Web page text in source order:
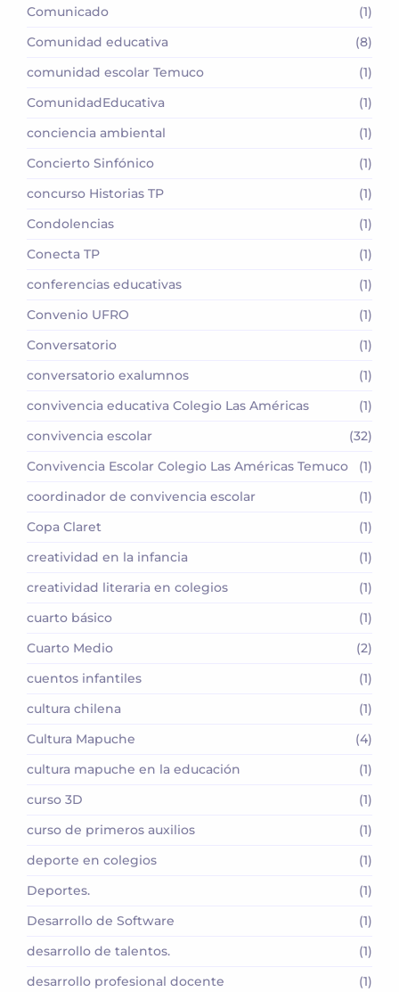
Comunicado
(1)
Comunidad educativa
(8)
comunidad escolar Temuco
(1)
ComunidadEducativa
(1)
conciencia ambiental
(1)
Concierto Sinfónico
(1)
concurso Historias TP
(1)
Condolencias
(1)
Conecta TP
(1)
conferencias educativas
(1)
Convenio UFRO
(1)
Conversatorio
(1)
conversatorio exalumnos
(1)
convivencia educativa Colegio Las Américas
(1)
convivencia escolar
(32)
Convivencia Escolar Colegio Las Américas Temuco
(1)
coordinador de convivencia escolar
(1)
Copa Claret
(1)
creatividad en la infancia
(1)
creatividad literaria en colegios
(1)
cuarto básico
(1)
Cuarto Medio
(2)
cuentos infantiles
(1)
cultura chilena
(1)
Cultura Mapuche
(4)
cultura mapuche en la educación
(1)
curso 3D
(1)
curso de primeros auxilios
(1)
deporte en colegios
(1)
Deportes.
(1)
Desarrollo de Software
(1)
desarrollo de talentos.
(1)
desarrollo profesional docente
(1)